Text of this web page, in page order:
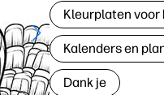
Kleurplaten voor
Kalenders en
Dank je